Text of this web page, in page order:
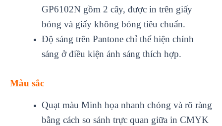
GP6102N gồm 2 cây, được in trên giấy
bóng và giấy không bóng tiêu chuẩn.
Độ sáng trên Pantone chỉ thể hiện chính
sáng ở điều kiện ánh sáng thích hợp.
Màu sắc
Quạt màu Minh họa nhanh chóng và rõ ràng
bằng cách so sánh trực quan giữa in CMYK